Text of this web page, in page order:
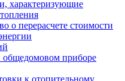
характеризующие
о перерасчете стоимости
общедомовом приборе